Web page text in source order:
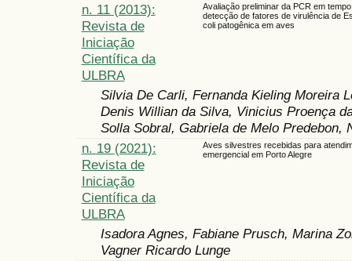
n. 11 (2013):
Revista de
Iniciação
Científica da
ULBRA
Avaliação preliminar da PCR em
detecção de fatores de virulência de
coli patogênica em aves
Silvia De Carli, Fernanda Kieling Moreira
Denis Willian da Silva, Vinicius Proença
Solla Sobral, Gabriela de Melo Predebon,
n. 19 (2021):
Revista de
Iniciação
Científica da
ULBRA
Aves silvestres recebidas para
emergencial em Porto Alegre
Isadora Agnes, Fabiane Prusch, Marina
Vagner Ricardo Lunge